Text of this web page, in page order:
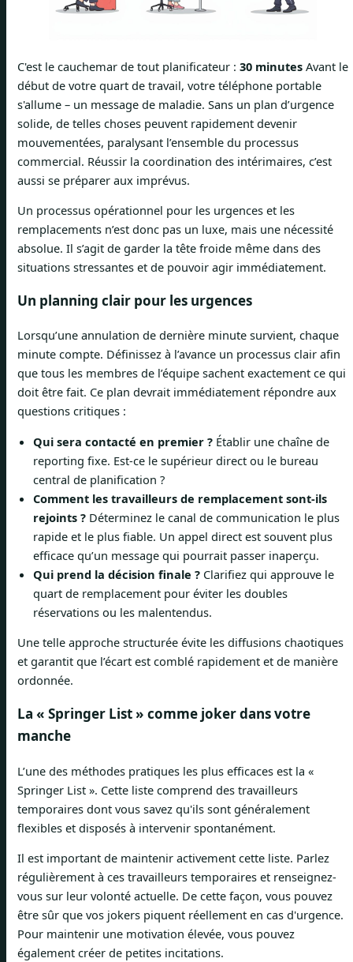
C'est le cauchemar de tout planificateur : 30 minutes Avant le
début de votre quart de travail, votre téléphone portable
s'allume – un message de maladie. Sans un plan d’urgence
solide, de telles choses peuvent rapidement devenir
mouvementées, paralysant l’ensemble du processus
commercial. Réussir la coordination des intérimaires, c’est
aussi se préparer aux imprévus.
Un processus opérationnel pour les urgences et les
remplacements n’est donc pas un luxe, mais une nécessité
absolue. Il s’agit de garder la tête froide même dans des
situations stressantes et de pouvoir agir immédiatement.
Un planning clair pour les urgences
Lorsqu’une annulation de dernière minute survient, chaque
minute compte. Définissez à l’avance un processus clair afin
que tous les membres de l’équipe sachent exactement ce qui
doit être fait. Ce plan devrait immédiatement répondre aux
questions critiques :
Qui sera contacté en premier ? Établir une chaîne de
reporting fixe. Est-ce le supérieur direct ou le bureau
central de planification ?
Comment les travailleurs de remplacement sont-ils
rejoints ? Déterminez le canal de communication le plus
rapide et le plus fiable. Un appel direct est souvent plus
efficace qu’un message qui pourrait passer inaperçu.
Qui prend la décision finale ? Clarifiez qui approuve le
quart de remplacement pour éviter les doubles
réservations ou les malentendus.
Une telle approche structurée évite les diffusions chaotiques
et garantit que l’écart est comblé rapidement et de manière
ordonnée.
La « Springer List » comme joker dans votre
manche
L’une des méthodes pratiques les plus efficaces est la «
Springer List ». Cette liste comprend des travailleurs
temporaires dont vous savez qu'ils sont généralement
flexibles et disposés à intervenir spontanément.
Il est important de maintenir activement cette liste. Parlez
régulièrement à ces travailleurs temporaires et renseignez-
vous sur leur volonté actuelle. De cette façon, vous pouvez
être sûr que vos jokers piquent réellement en cas d'urgence.
Pour maintenir une motivation élevée, vous pouvez
également créer de petites incitations.